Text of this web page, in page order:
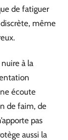
de fatiguer
discrète, même
à la
écoute
de faim, de
pas
aussi la